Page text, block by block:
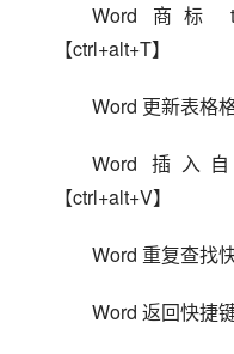
Word 商标
【ctrl+alt+T】
Word 更新表格
Word 插入
【ctrl+alt+V】
Word 重复查找
Word 返回快捷